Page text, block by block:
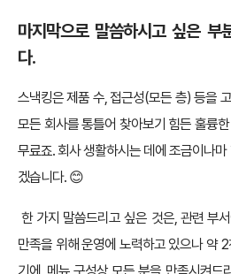
마지막으로 말씀하시고 싶은 부
다.
스낵킹은 제품 수, 접근성(모든 층) 등을
모든 회사를 통틀어 찾아보기 힘든 훌륭
무료죠. 회사 생활하시는 데에 조금이나
겠습니다. 😊
한 가지 말씀드리고 싶은 것은, 관련 부
만족을 위해 운영에 노력하고 있으나 약